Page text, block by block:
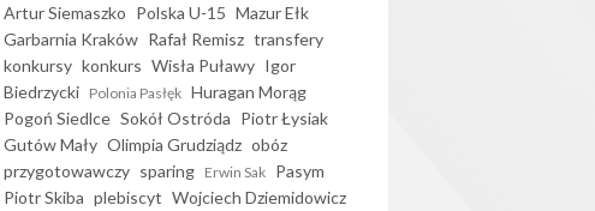
Artur Siemaszko Polska U-15 Mazur Ełk
Garbarnia Kraków Rafał Remisz transfery
konkursy konkurs Wisła Puławy Igor
Biedrzycki Polonia Pasłęk Huragan Morąg
Pogoń Siedlce Sokół Ostróda Piotr Łysiak
Gutów Mały Olimpia Grudziądz obóz
przygotowawczy sparing Erwin Sak Pasym
Piotr Skiba plebiscyt Wojciech Dziemidowicz